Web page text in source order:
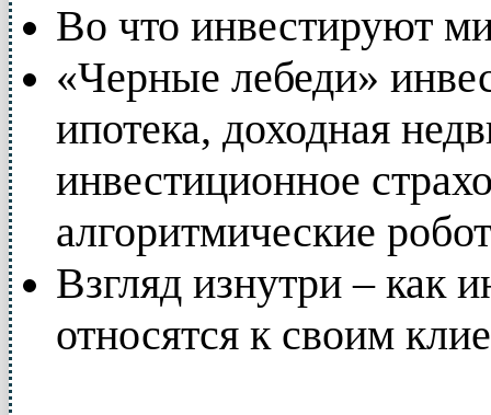
Во что инвестируют
«Черные лебеди»
ипотека, доходная
инвестиционное
алгоритмические
Взгляд изнутри – как
относятся к своим